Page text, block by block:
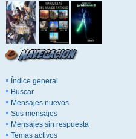
Índice general
Buscar
Mensajes nuevos
Sus mensajes
Mensajes sin respuesta
Temas activos